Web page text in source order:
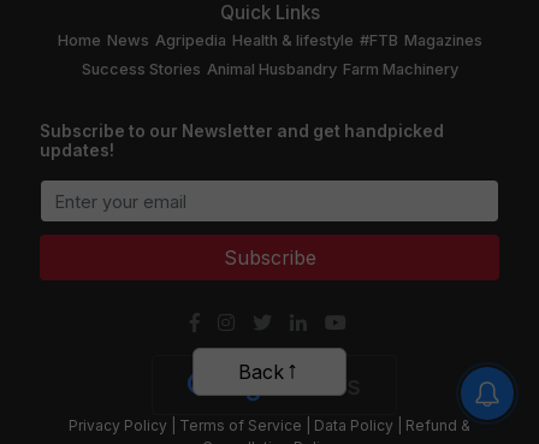
Quick Links
Home News Agripedia Health & lifestyle #FTB Magazines
Success Stories Animal Husbandry Farm Machinery
Subscribe to our Newsletter and get handpicked
updates!
Subscribe
Privacy Policy Terms of Service Data Policy
Refund &
Back